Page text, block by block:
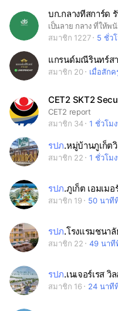
บก.กลางทีสการ์ด รั
สมาชิก 1227
5 ชั่ว
แกรนด์มณีรินทร์ส
สมาชิก 20 เมื่อสักค
CET2 SKT2
CET2 report
สมาชิก 34
1 ชั่วโม
รปภ.หมู่บ้านภูเก็ต
สมาชิก 22 1 ชั่วโม
รปภ.ภูเก็ต เอมเม
สมาชิก 19 50 นาที
รปภ.โรงแรมชนา
สมาชิก 22 49 นาที
รปภ.เนเจอร์เรส วิ
สมาชิก 16 24 นาที